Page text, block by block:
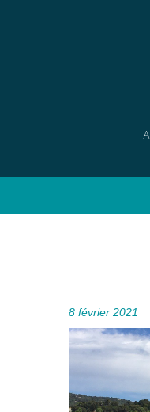
8 février 2021